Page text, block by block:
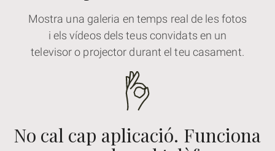
Mostra una galeria en temps real de les fotos
i els vídeos dels teus convidats en un
televisor o projector durant el teu casament.
No cal cap aplicació. Funciona